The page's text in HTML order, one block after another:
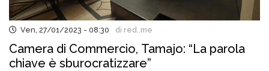
Ven, 27/01/2023 - 08:30 di red..me
Camera di Commercio, Tamajo: “La parola
chiave è sburocratizzare”